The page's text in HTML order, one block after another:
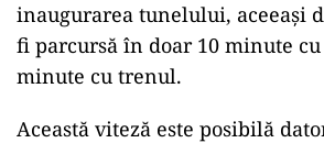
inaugurarea tunelului, aceeași
fi parcursă în doar 10 minute
minute cu trenul.
Această viteză este posibilă